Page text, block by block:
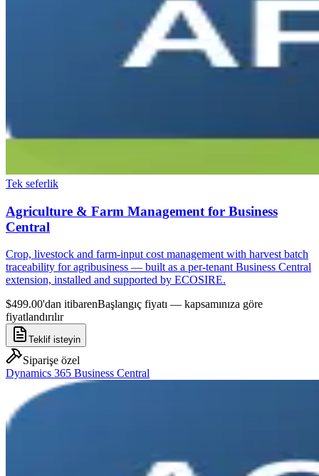
Tek seferlik
Agriculture & Farm Management for Business
Central
Crop, livestock and farm-input cost management with harvest batch
traceability for agribusiness — built as a per-tenant Business Central
extension, installed and supported by ECOSIRE.
$499.00'dan itibarenBaşlangıç fiyatı — kapsamınıza göre
fiyatlandırılır
Teklif isteyin
Siparişe özel
Dynamics 365 Business Central